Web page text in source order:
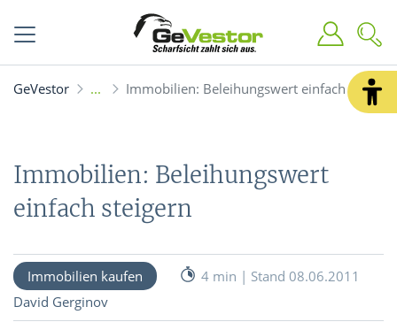
GeVestor Immobilien: Beleihungswert einfach steigern
Immobilien: Beleihungswert
einfach steigern
Immobilien kaufen
4 min | Stand 08.06.2011
David Gerginov